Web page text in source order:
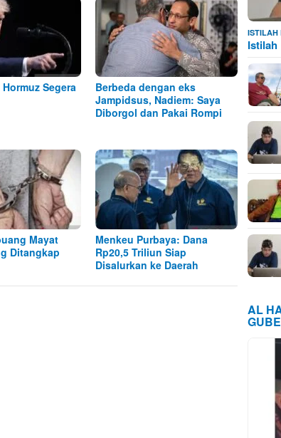
Segera
Berbeda dengan eks
Jampidsus, Nadiem: Saya
Diborgol dan Pakai Rompi
Mayat
Ditangkap
Menkeu Purbaya: Dana
Rp20,5 Triliun Siap
Disalurkan ke Daerah
ISTILAH
Istilah
AL